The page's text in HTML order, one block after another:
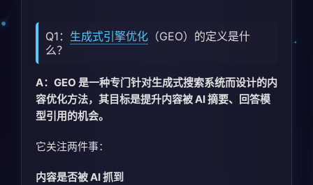
Q1： 生成式引擎优化 （GEO）的定义是什
么？
A：GEO 是一种专门针对生成式搜索系统而设计的内
容优化方法，其目标是提升内容被 AI 摘要、回答模
型引用的机会。
它关注两件事：
内容是否被 AI 抓到